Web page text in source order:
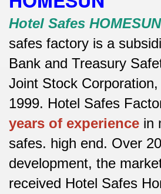
Hotel Safes HOMESUN
safes factory is a
Bank and Treasury
Joint Stock
1999. Hotel Safes
years of experience in
safes. high end. Over
development, the
received Hotel Safes